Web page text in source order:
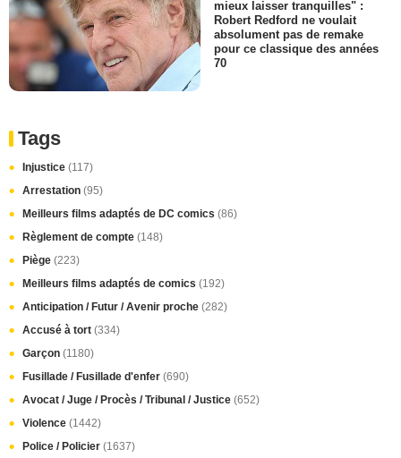
mieux laisser tranquilles" :
Robert Redford ne voulait
absolument pas de remake
pour ce classique des années
70
Tags
Injustice (117)
Arrestation (95)
Meilleurs films adaptés de DC comics (86)
Règlement de compte (148)
Piège (223)
Meilleurs films adaptés de comics (192)
Anticipation / Futur / Avenir proche (282)
Accusé à tort (334)
Garçon (1180)
Fusillade / Fusillade d'enfer (690)
Avocat / Juge / Procès / Tribunal / Justice (652)
Violence (1442)
Police / Policier (1637)